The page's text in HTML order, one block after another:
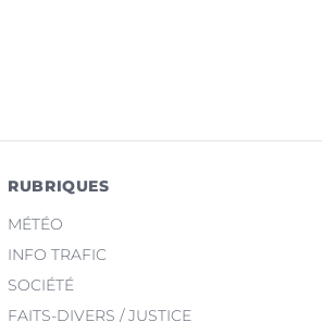
RUBRIQUES
MÉTÉO
INFO TRAFIC
SOCIÉTÉ
FAITS-DIVERS / JUSTICE